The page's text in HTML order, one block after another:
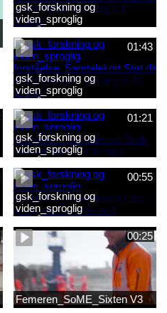
gsk_forskning og
viden_sproglig
forståelse_Samtalekort Støt
dit barns første læsning 6-8
år.mp3
01:43
gsk_forskning og
viden_sproglig
forståelse_Samtalekort Støt
dit barns fortsatte læsning 8-
10 år.mp3
01:21
gsk_forskning og
viden_sproglig
forståelse_Samtalekort Snak
med dit barn 2-6 år.mp3
00:55
gsk_forskning og
viden_sproglig
forståelse_Samtalekort Læs,
lyt og skriv 3-6 år.mp3
00:25
Femeren_SoME_Sixten V3